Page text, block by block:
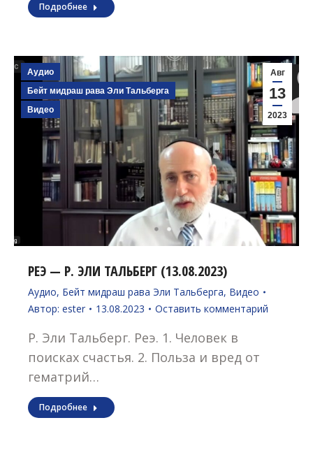
Подробнее
Авг
13
2023
Аудио
Бейт мидраш рава Эли Тальберга
Видео
РЕЭ — Р. ЭЛИ ТАЛЬБЕРГ (13.08.2023)
Аудио, Бейт мидраш рава Эли Тальберга, Видео
Автор: ester 13.08.2023 Оставить комментарий
Р. Эли Тальберг. Реэ. 1. Человек в
поисках счастья. 2. Польза и вред от
гематрий…
Подробнее